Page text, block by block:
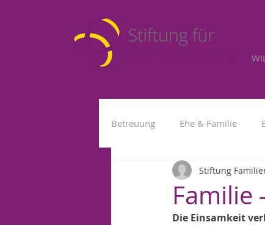
Betreuung Ehe & Familie
Kleinkind
Familie
Stiftung
Die Einsamkeit